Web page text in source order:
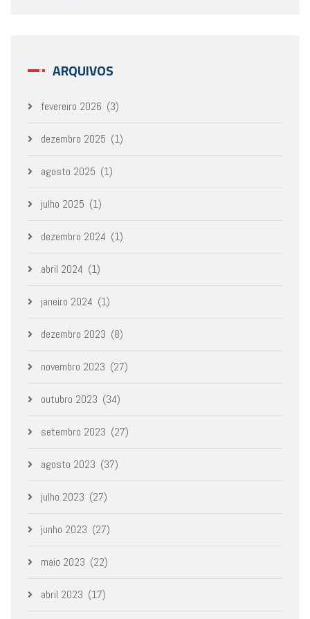
ARQUIVOS
fevereiro 2026 (3)
dezembro 2025 (1)
agosto 2025 (1)
julho 2025 (1)
dezembro 2024 (1)
abril 2024 (1)
janeiro 2024 (1)
dezembro 2023 (8)
novembro 2023 (27)
outubro 2023 (34)
setembro 2023 (27)
agosto 2023 (37)
julho 2023 (27)
junho 2023 (27)
maio 2023 (22)
abril 2023 (17)